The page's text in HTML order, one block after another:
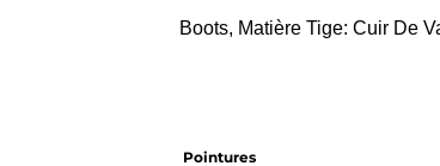
Boots, Matière Tige: Cuir De
Pointures